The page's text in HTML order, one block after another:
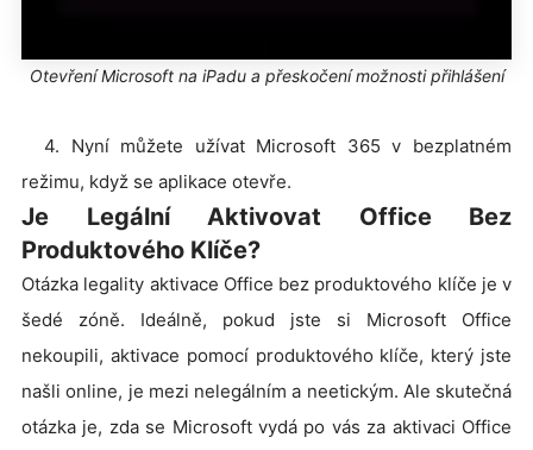
Otevření Microsoft na iPadu a přeskočení možnosti přihlášení
4. Nyní můžete užívat Microsoft 365 v bezplatném
režimu, když se aplikace otevře.
Je Legální Aktivovat Office Bez
Produktového Klíče?
Otázka legality aktivace Office bez produktového klíče je v
šedé zóně. Ideálně, pokud jste si Microsoft Office
nekoupili, aktivace pomocí produktového klíče, který jste
našli online, je mezi nelegálním a neetickým. Ale skutečná
otázka je, zda se Microsoft vydá po vás za aktivaci Office